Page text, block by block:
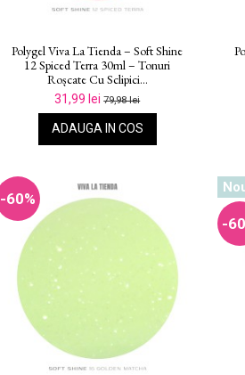
Polygel Viva La Tienda – Soft Shine
12 Spiced Terra 30ml – Tonuri
Roșcate Cu Sclipici...
31,99 lei79,98 lei
ADAUGA IN COS
-60%
-